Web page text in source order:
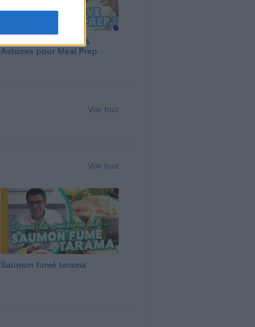
Panga, Huile d'Olive &
Astuces pour Meal Prep
Voir tout
Voir tout
Saumon fumé tarama